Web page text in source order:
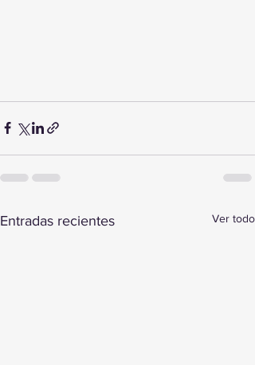
Entradas recientes Ver todo